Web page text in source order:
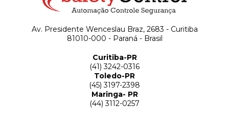
Av. Presidente Wenceslau Braz, 2683 - Curitiba
81010-000 - Paraná - Brasil
Curitiba-PR
(41) 3242-0316
Toledo-PR
(45) 3197-2398
Maringa- PR
(44) 3112-0257